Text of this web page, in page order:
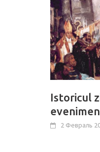
Istoricul
2 Февраль